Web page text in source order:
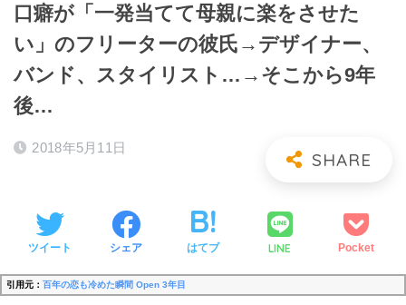
口癖が「一発当てて母親に楽をさせた
い」のフリーターの彼氏→デザイナー、
バンド、スタイリスト…→そこから9年
後…
2018年5月11日
ツイート シェア はてブ LINE Pocket
引用元： 百年の恋も冷めた瞬間 Open 3年目